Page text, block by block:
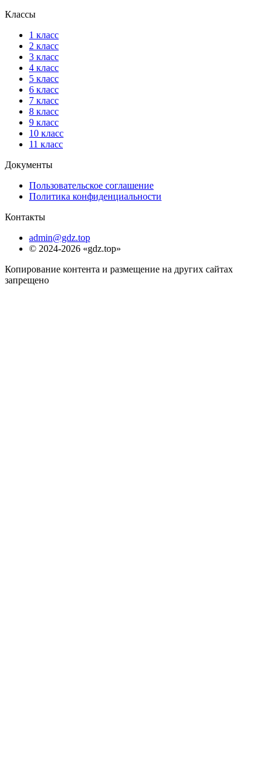
Классы
1 класс
2 класс
3 класс
4 класс
5 класс
6 класс
7 класс
8 класс
9 класс
10 класс
11 класс
Документы
Пользовательское соглашение
Политика конфиденциальности
Контакты
admin@gdz.top
© 2024-2026 «gdz.top»
Копирование контента и размещение на других сайтах
запрещено